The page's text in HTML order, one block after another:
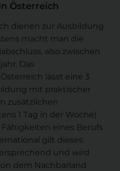
Österreich
dienen zur Ausbildung
macht man die
also zwischen
Das
lässt eine 3
mit praktischer
zusätzlichen
1 Tag in der Woche)
eines Berufs
gilt dieses
und wird
dem Nachbarland